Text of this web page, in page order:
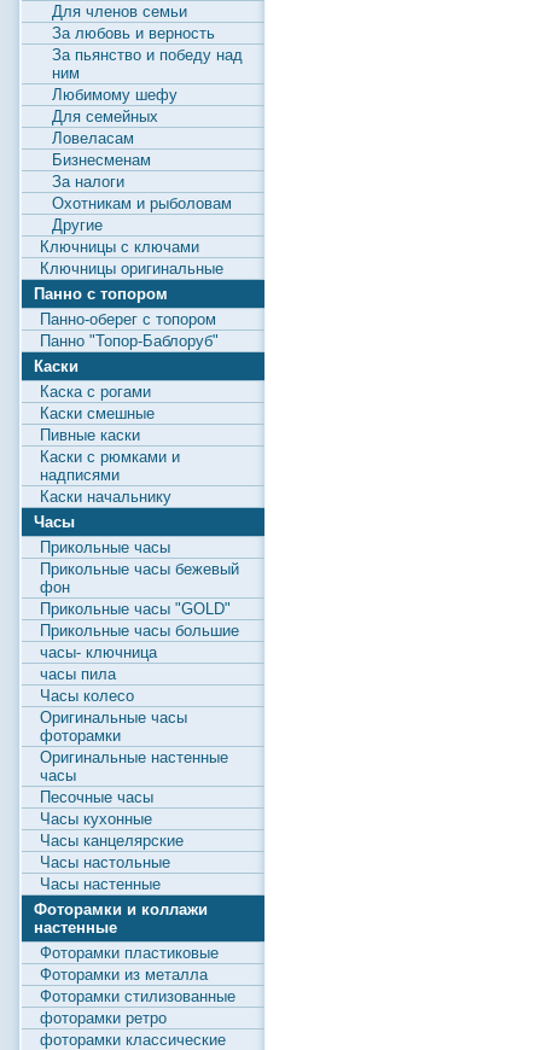
Для членов семьи
За любовь и верность
За пьянство и победу над
ним
Любимому шефу
Для семейных
Ловеласам
Бизнесменам
За налоги
Охотникам и рыболовам
Другие
Ключницы с ключами
Ключницы оригинальные
Панно с топором
Панно-оберег с топором
Панно "Топор-Баблоруб"
Каски
Каска с рогами
Каски смешные
Пивные каски
Каски с рюмками и
надписями
Каски начальнику
Часы
Прикольные часы
Прикольные часы бежевый
фон
Прикольные часы "GOLD"
Прикольные часы большие
часы- ключница
часы пила
Часы колесо
Оригинальные часы
фоторамки
Оригинальные настенные
часы
Песочные часы
Часы кухонные
Часы канцелярские
Часы настольные
Часы настенные
Фоторамки и коллажи
настенные
Фоторамки пластиковые
Фоторамки из металла
Фоторамки стилизованные
фоторамки ретро
фоторамки классические